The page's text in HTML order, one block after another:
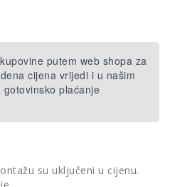
putem web shopa za
cijena vrijedi i u našim
plaćanje
su uključeni u cijenu.